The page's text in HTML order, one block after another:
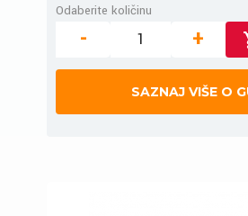
Odaberite količinu
- +
SAZNAJ VIŠE O